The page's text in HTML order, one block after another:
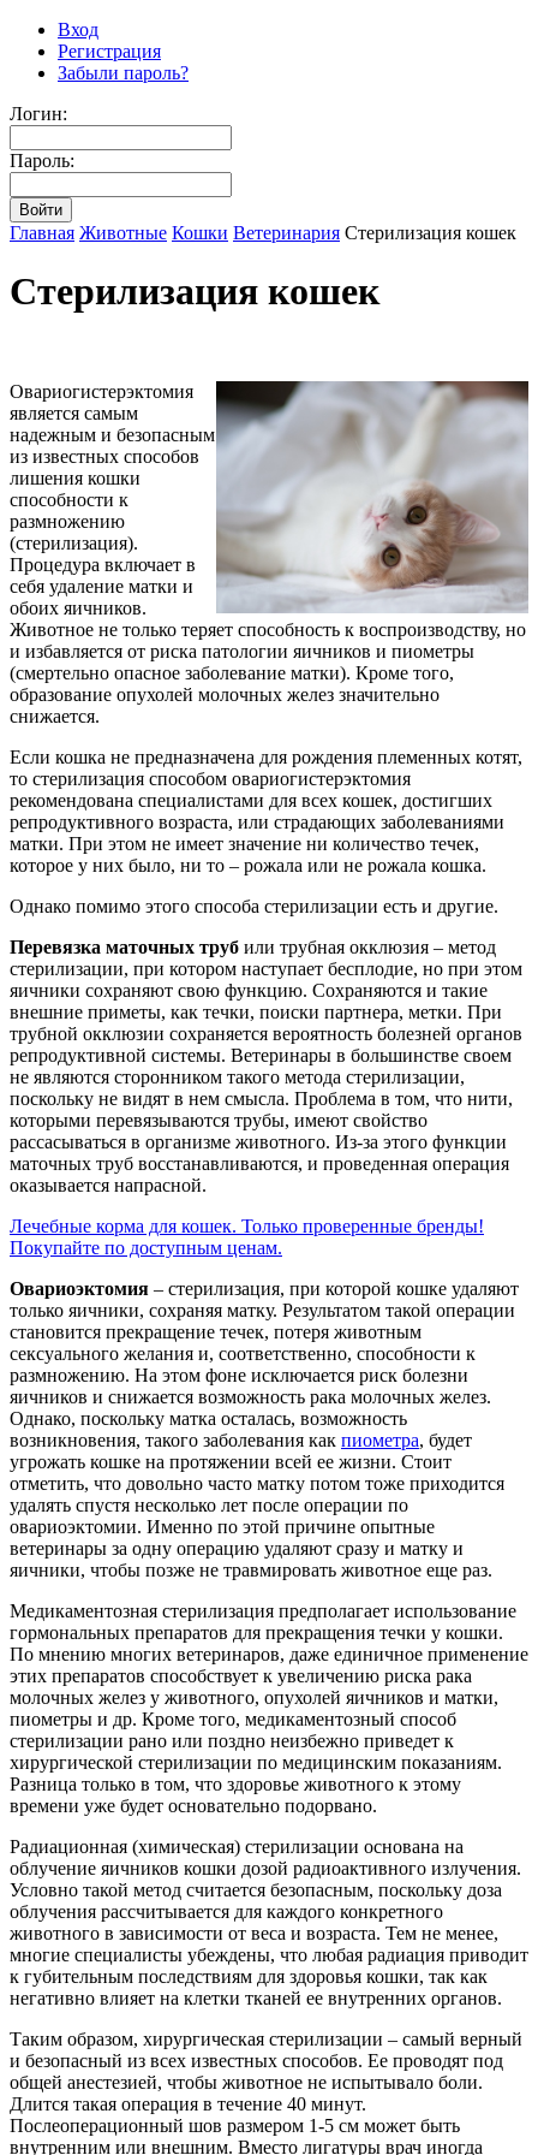
Вход
Регистрация
Забыли пароль?
Логин:
Пароль:
Главная Животные Кошки Ветеринария Стерилизация кошек
Стерилизация кошек
Овариогистерэктомия
является самым
надежным и безопасным
из известных способов
лишения кошки
способности к
размножению
(стерилизация).
Процедура включает в
себя удаление матки и
обоих яичников.
Животное не только теряет способность к воспроизводству, но
и избавляется от риска патологии яичников и пиометры
(смертельно опасное заболевание матки). Кроме того,
образование опухолей молочных желез значительно
снижается.
Если кошка не предназначена для рождения племенных котят,
то стерилизация способом овариогистерэктомия
рекомендована специалистами для всех кошек, достигших
репродуктивного возраста, или страдающих заболеваниями
матки. При этом не имеет значение ни количество течек,
которое у них было, ни то – рожала или не рожала кошка.
Однако помимо этого способа стерилизации есть и другие.
Перевязка маточных труб или трубная окклюзия – метод
стерилизации, при котором наступает бесплодие, но при этом
яичники сохраняют свою функцию. Сохраняются и такие
внешние приметы, как течки, поиски партнера, метки. При
трубной окклюзии сохраняется вероятность болезней органов
репродуктивной системы. Ветеринары в большинстве своем
не являются сторонником такого метода стерилизации,
поскольку не видят в нем смысла. Проблема в том, что нити,
которыми перевязываются трубы, имеют свойство
рассасываться в организме животного. Из-за этого функции
маточных труб восстанавливаются, и проведенная операция
оказывается напрасной.
Лечебные корма для кошек. Только проверенные бренды!
Покупайте по доступным ценам.
Овариоэктомия – стерилизация, при которой кошке удаляют
только яичники, сохраняя матку. Результатом такой операции
становится прекращение течек, потеря животным
сексуального желания и, соответственно, способности к
размножению. На этом фоне исключается риск болезни
яичников и снижается возможность рака молочных желез.
Однако, поскольку матка осталась, возможность
возникновения, такого заболевания как пиометра, будет
угрожать кошке на протяжении всей ее жизни. Стоит
отметить, что довольно часто матку потом тоже приходится
удалять спустя несколько лет после операции по
овариоэктомии. Именно по этой причине опытные
ветеринары за одну операцию удаляют сразу и матку и
яичники, чтобы позже не травмировать животное еще раз.
Медикаментозная стерилизация предполагает использование
гормональных препаратов для прекращения течки у кошки.
По мнению многих ветеринаров, даже единичное применение
этих препаратов способствует к увеличению риска рака
молочных желез у животного, опухолей яичников и матки,
пиометры и др. Кроме того, медикаментозный способ
стерилизации рано или поздно неизбежно приведет к
хирургической стерилизации по медицинским показаниям.
Разница только в том, что здоровье животного к этому
времени уже будет основательно подорвано.
Радиационная (химическая) стерилизации основана на
облучение яичников кошки дозой радиоактивного излучения.
Условно такой метод считается безопасным, поскольку доза
облучения рассчитывается для каждого конкретного
животного в зависимости от веса и возраста. Тем не менее,
многие специалисты убеждены, что любая радиация приводит
к губительным последствиям для здоровья кошки, так как
негативно влияет на клетки тканей ее внутренних органов.
Таким образом, хирургическая стерилизации – самый верный
и безопасный из всех известных способов. Ее проводят под
общей анестезией, чтобы животное не испытывало боли.
Длится такая операция в течение 40 минут.
Послеоперационный шов размером 1-5 см может быть
внутренним или внешним. Вместо лигатуры врач иногда